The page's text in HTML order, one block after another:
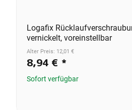
Logafix
vernickelt, voreinstellbar
Alter Preis: 12,01 €
8,94 € *
Sofort verfügbar